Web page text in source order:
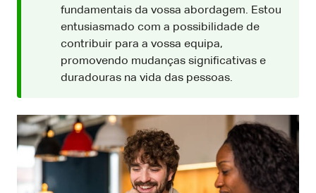
fundamentais da vossa abordagem. Estou
entusiasmado com a possibilidade de
contribuir para a vossa equipa,
promovendo mudanças significativas e
duradouras na vida das pessoas.